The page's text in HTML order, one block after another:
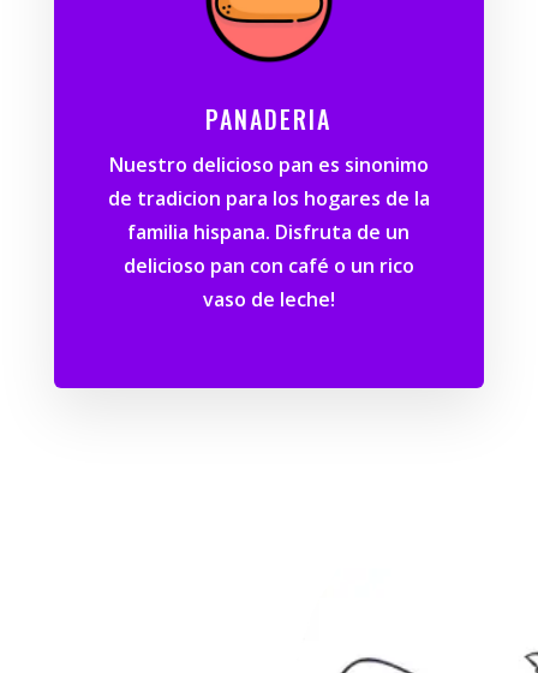
PANADERIA
Nuestro delicioso pan es sinonimo
de tradicion para los hogares de la
familia hispana. Disfruta de un
delicioso pan con café o un rico
vaso de leche!